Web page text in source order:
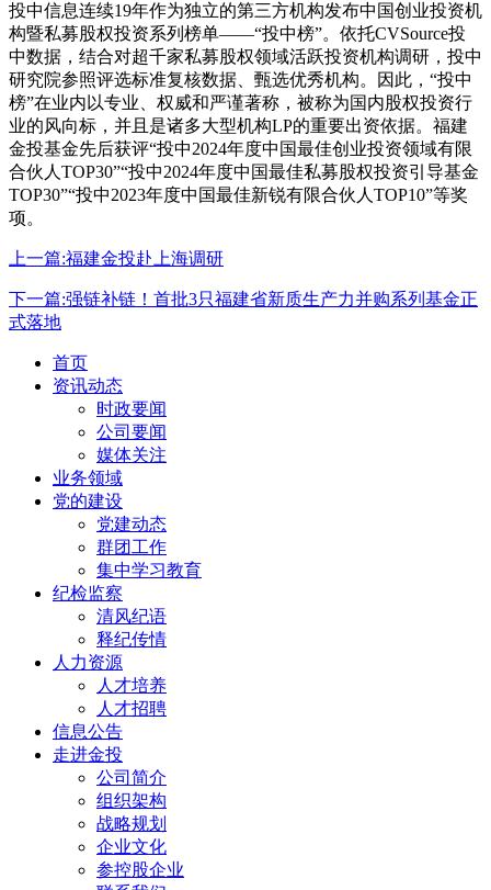
投中信息连续19年作为独立的第三方机构发布中国创业投资机
构暨私募股权投资系列榜单——“投中榜”。依托CVSource投
中数据，结合对超千家私募股权领域活跃投资机构调研，投中
研究院参照评选标准复核数据、甄选优秀机构。因此，“投中
榜”在业内以专业、权威和严谨著称，被称为国内股权投资行
业的风向标，并且是诸多大型机构LP的重要出资依据。福建
金投基金先后获评“投中2024年度中国最佳创业投资领域有限
合伙人TOP30”“投中2024年度中国最佳私募股权投资引导基金
TOP30”“投中2023年度中国最佳新锐有限合伙人TOP10”等奖
项。
上一篇:福建金投赴上海调研
下一篇:强链补链！首批3只福建省新质生产力并购系列基金正
式落地
首页
资讯动态
时政要闻
公司要闻
媒体关注
业务领域
党的建设
党建动态
群团工作
集中学习教育
纪检监察
清风纪语
释纪传情
人力资源
人才培养
人才招聘
信息公告
走进金投
公司简介
组织架构
战略规划
企业文化
参控股企业